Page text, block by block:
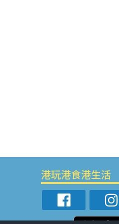
港玩港食港生活